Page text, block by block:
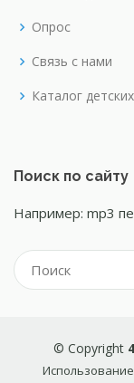
Опрос
Связь с нами
Каталог
Поиск по сайту
Например: mp3
© Copyright